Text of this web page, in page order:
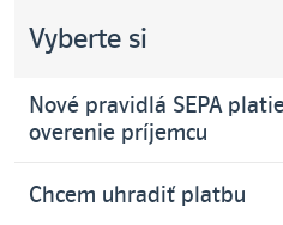
Vyberte si
Nové pravidlá SEPA
overenie príjemcu
Chcem uhradiť platbu